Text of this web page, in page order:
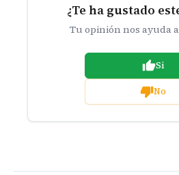
¿Te ha gustado
Tu opinión nos ayuda
Si
No